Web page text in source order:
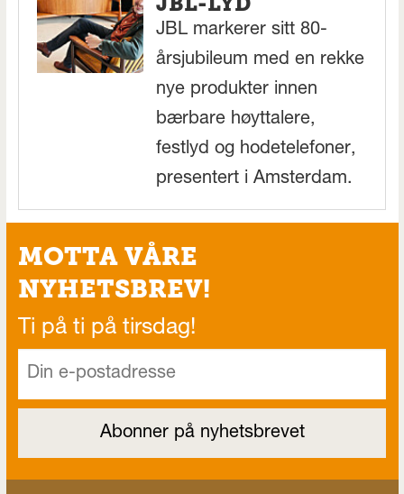
JBL markerer sitt 80-
årsjubileum med en rekke
nye produkter innen
bærbare høyttalere,
festlyd og hodetelefoner,
presentert i Amsterdam.
MOTTA VÅRE
NYHETSBREV!
Ti på ti på tirsdag!